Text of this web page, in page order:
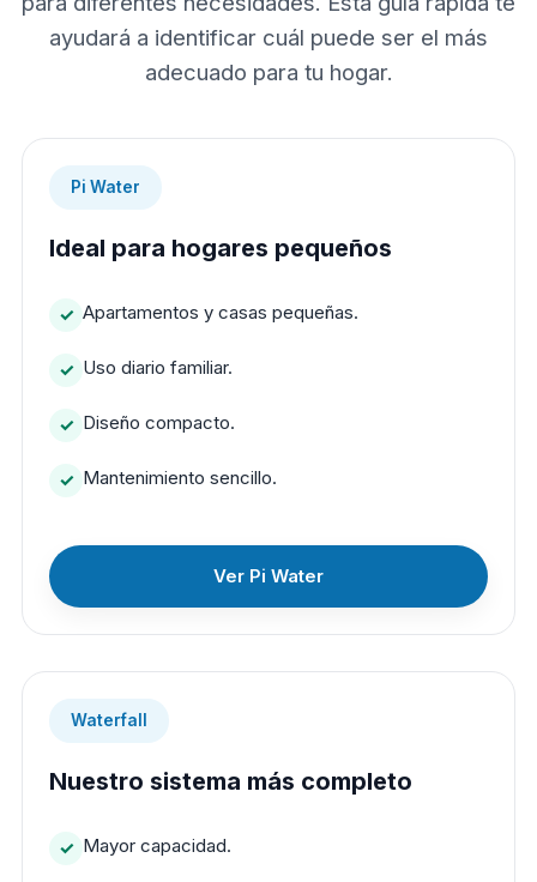
ayudará a identificar cuál puede ser el más
adecuado para tu hogar.
Pi Water
Ideal para hogares pequeños
Apartamentos y casas pequeñas.
Uso diario familiar.
Diseño compacto.
Mantenimiento sencillo.
Ver Pi Water
Waterfall
Nuestro sistema más completo
Mayor capacidad.